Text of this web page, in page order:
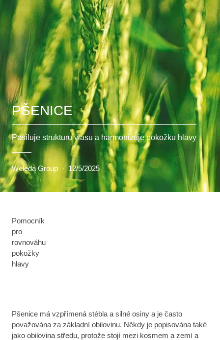
PŠENICE
Posiluje strukturu vlasu a harmonizuje pokožku hlavy
Weleda Group · 12/5/2025
Pomocník
pro
rovnováhu
pokožky
hlavy
Pšenice má vzpřímená stébla a silné osiny a je často
považována za základní obilovinu. Někdy je popisována také
jako obilovina středu, protože stojí mezi kosmem a zemí a